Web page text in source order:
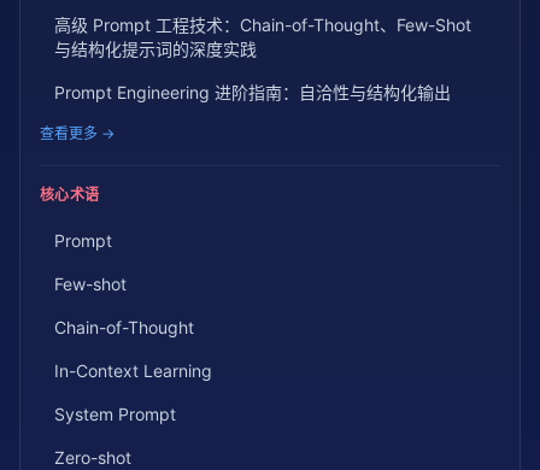
高级 Prompt 工程技术：Chain-of-Thought、Few-Shot
与结构化提示词的深度实践
Prompt Engineering 进阶指南：自洽性与结构化输出
查看更多 →
核心术语
Prompt
Few-shot
Chain-of-Thought
In-Context Learning
System Prompt
Zero-shot